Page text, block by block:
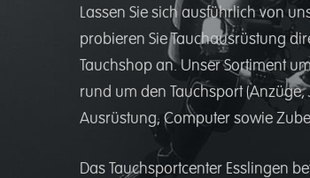
Lassen Sie sich ausführlich von
probieren Sie Tauchausrüstung
Tauchshop an. Unser Sortiment
rund um den Tauchsport (Anzüge,
Ausrüstung, Computer sowie
Das Tauchsportcenter Esslingen